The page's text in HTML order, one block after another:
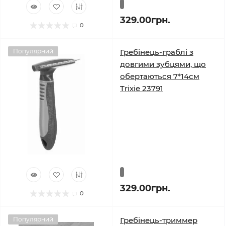
0 329.00грн.
Популярний
0
Гребінець-граблі з
довгими зубцями, що
обертаються 7*14см
Trixie 23791
329.00грн.
Популярний
Гребінець-триммер